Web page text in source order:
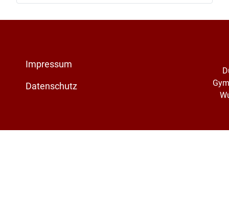
Impressum
Datenschutz